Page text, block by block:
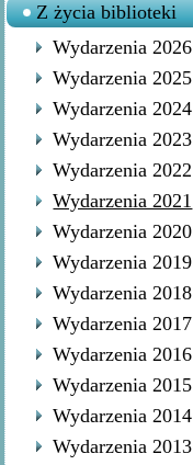
Z życia biblioteki
Wydarzenia 2026
Wydarzenia 2025
Wydarzenia 2024
Wydarzenia 2023
Wydarzenia 2022
Wydarzenia 2021
Wydarzenia 2020
Wydarzenia 2019
Wydarzenia 2018
Wydarzenia 2017
Wydarzenia 2016
Wydarzenia 2015
Wydarzenia 2014
Wydarzenia 2013